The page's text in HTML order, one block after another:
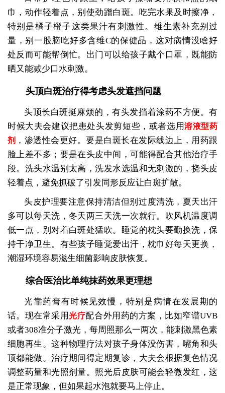
巾，动作轻着点，别使劲蹭白斑。吃完水果及时擦净，
特别是橘子橙子这类果汁有刺激性。维生素补充别过
量，别一股脑吃好多含维C的保健品，这对病情没啥好
处反而可能帮倒忙。出门可以给孩子戴个口罩，既能防
晒又能减少口水刺激。
头顶白斑治疗得考虑头发遮挡问题
头顶长白斑挺麻烦的，有头发挡着涂药不方便。有
时候大夫会建议把患处头发剪短些，或者选用溶液型药
剂 ，渗透性会更好。要是白斑长在发际线边上，用药跟
脸上差不多；要是在头皮中间，可能得配合其他治疗手
段。洗头水温别太高，洗发水选温和无刺激的，挠头皮
轻着点，避免抓破了引发同形反应让白斑扩散。
头皮护理要注意保持清洁但别过度清洗，夏天出汗
多可以每天洗，冬天两三天洗一次就行。吹风机温度调
低一点，别对着白斑处猛吹。睡觉的枕头要勤换洗，保
持干净卫生。有些孩子睡觉爱出汗，枕巾好每天更换，
潮湿环境容易滋生细菌影响皮肤恢复。
综合医治比单纯抹药效果更理想
光靠药膏有时候见效慢，特别是病情在发展期的
话。现在常采用光疗配合外用药的方案，比如窄谱UVB
或者308准分子激光，每周照那么一两次，能刺激黑色素
细胞再生。这种物理疗法对孩子身体没伤害，嘴角和头
顶都能做。治疗期间得定期复诊，大夫会根据复色情况
调整药量和光照剂量。照光后皮肤可能会轻微发红，这
是正常现象，但如果起水泡就要马上停止。